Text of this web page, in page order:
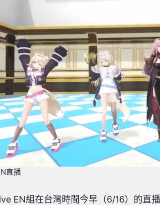
直播
EN組在台灣時間今早（6/16）的直